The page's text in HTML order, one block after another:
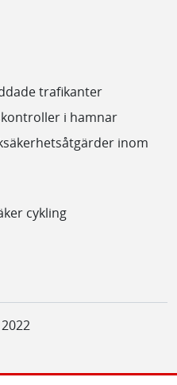
trafikanter
i hamnar
inom
cykling